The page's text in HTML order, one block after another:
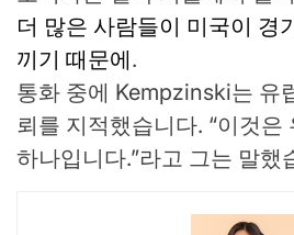
더 많은 사람들이 미국이 경
끼기 때문에.
통화 중에 Kempzinski는 유
뢰를 지적했습니다. “이것은
하나입니다.”라고 그는 말했